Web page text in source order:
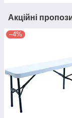
Акційні
–4%